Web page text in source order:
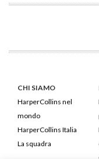
CHI SIAMO
HarperCollins nel
mondo
HarperCollins Italia
La squadra